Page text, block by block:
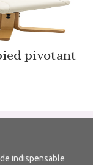
pivotant
indispensable